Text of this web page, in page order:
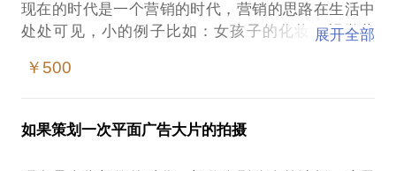
现在的时代是一个营销的时代，营销的思路在生活中
处处可见，小的例子比如：女孩子的化妆---视觉营
的思路在操作。
的核心又是什么，对于品牌如何去策划一次好的整合
营销传播活动？
展开全部
￥500
如果策划一次平面广告大片的拍摄